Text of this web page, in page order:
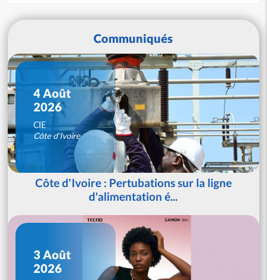
Communiqués
4 Août
2026
CIE
Côte d'Ivoire
Côte d'Ivoire : Pertubations sur la ligne
d'alimentation é...
3 Août
2026